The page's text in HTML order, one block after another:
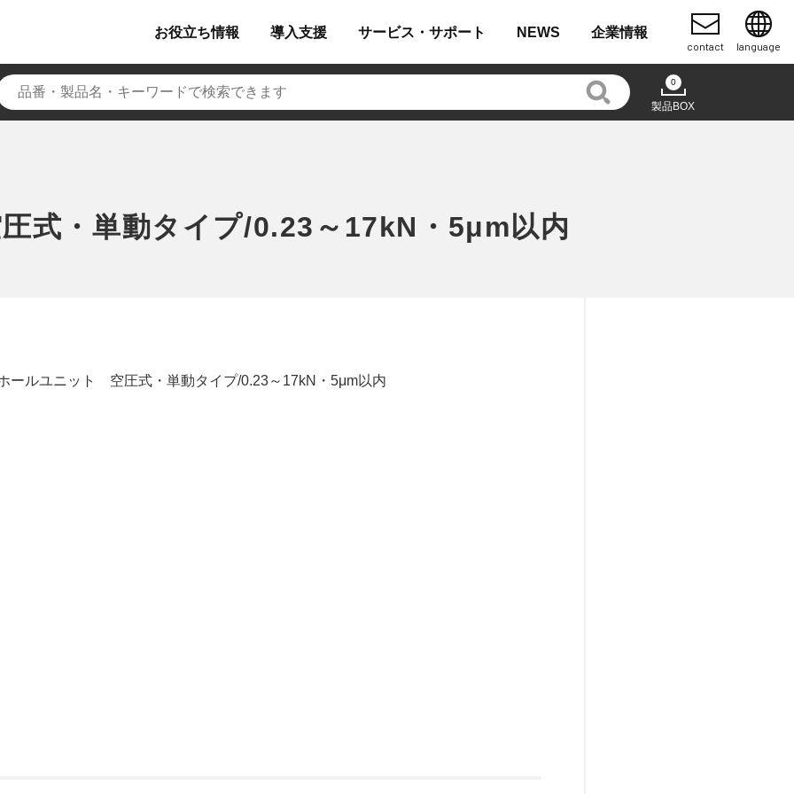
お役立ち情報 導入支援 サービス・ サポート NEWS 企業情報
contact language
0
製品BOX
式・単動タイプ/0.23～17kN・5μm以内
ールユニット 空圧式・単動タイプ/0.23～17kN・5μm以内